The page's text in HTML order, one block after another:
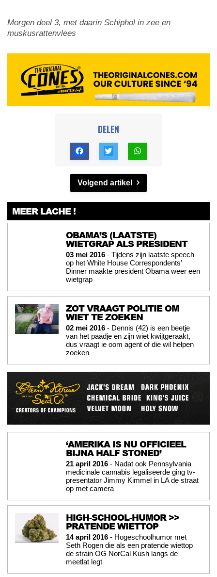
Morgen deel 3, met daarin Schiphol in zee en
muskusrattenvlees
DELEN
Volgend artikel
MEER LACHE !
OBAMA’S (LAATSTE)
WIETGRAP ALS PRESIDENT
03 mei 2016 - Tijdens zijn laatste speech
op het White House Correspondents'
Dinner maakte president Obama weer een
wietgrap
ZOT VRAAGT POLITIE OM
WIET TE ZOEKEN
02 mei 2016 - Dennis (42) is een beetje
van het paadje en zijn wiet kwijtgeraakt,
dus vraagt ie oom agent of die wil helpen
zoeken
‘AMERIKA IS NU OFFICIEEL
BIJNA HALF STONED’
21 april 2016 - Nadat ook Pennsylvania
medicinale cannabis legaliseerde ging tv-
presentator Jimmy Kimmel in LA de straat
op met camera
HIGH-SCHOOL-HUMOR >>
PRATENDE WIETTOP
14 april 2016 - Hogeschoolhumor met
Seth Rogen die als een pratende wiettop
de strain OG NorCal Kush langs de
meetlat legt